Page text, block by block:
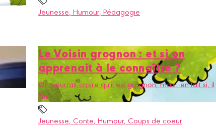
Jeunesse, Humour, Pédagogie
Le Voisin grognon : et si on
apprenait à le connaître ?
On pourrait croire qu'il est grognon, mais...en fait si, il
l'est.
Jeunesse, Conte, Humour, Coups de coeur